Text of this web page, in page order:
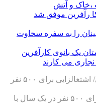
،خاک و آتش
رآفرین موفق شد
را به سفره سخاوت
یک بانوی کارآفرین
می کارند
از معلمی تا کارآفرینی/ اشتغالزایی برای ۵۰۰ نفر